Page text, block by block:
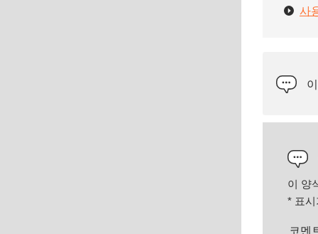
사
이 양
* 표
코멘